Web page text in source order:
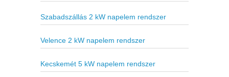
Szabadszállás 2 kW napelem rendszer
Velence 2 kW napelem rendszer
Kecskemét 5 kW napelem rendszer